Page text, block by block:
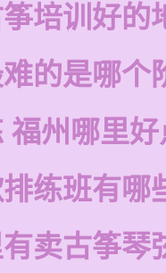
培训好的
的是哪个
福州哪里好
练班有哪
卖古筝琴